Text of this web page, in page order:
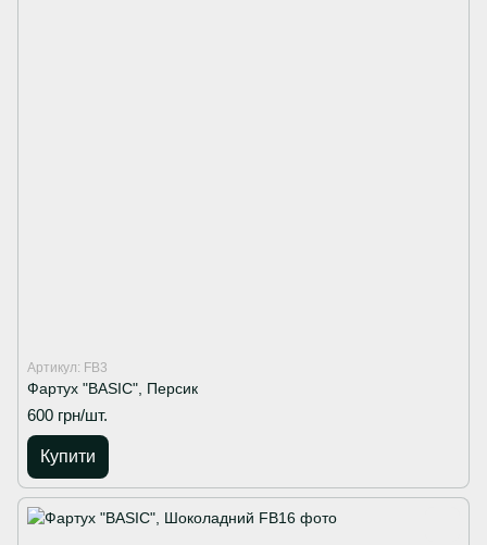
Артикул: FB3
Фартух "BASIC", Персик
600 грн/шт.
Купити